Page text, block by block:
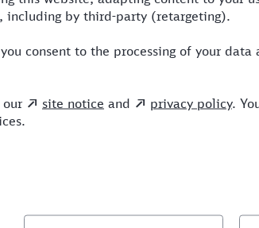
BUS,SBB,ECE,ICE,IC